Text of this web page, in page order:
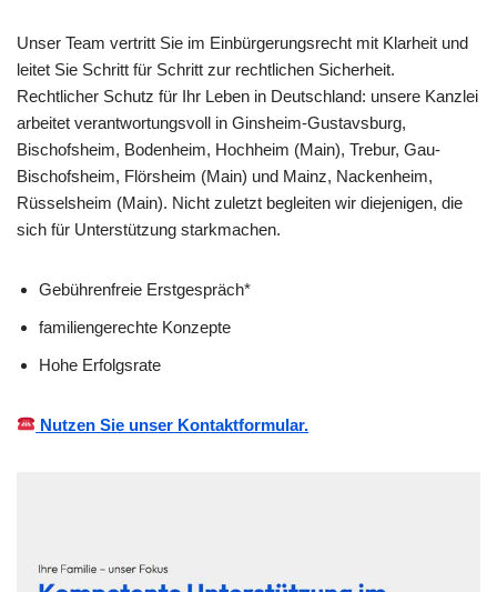
Unser Team vertritt Sie im Einbürgerungsrecht mit Klarheit und
leitet Sie Schritt für Schritt zur rechtlichen Sicherheit.
Rechtlicher Schutz für Ihr Leben in Deutschland: unsere Kanzlei
arbeitet verantwortungsvoll in Ginsheim-Gustavsburg,
Bischofsheim, Bodenheim, Hochheim (Main), Trebur, Gau-
Bischofsheim, Flörsheim (Main) und Mainz, Nackenheim,
Rüsselsheim (Main). Nicht zuletzt begleiten wir diejenigen, die
sich für Unterstützung starkmachen.
Gebührenfreie Erstgespräch*
familiengerechte Konzepte
Hohe Erfolgsrate
Nutzen Sie unser Kontaktformular.